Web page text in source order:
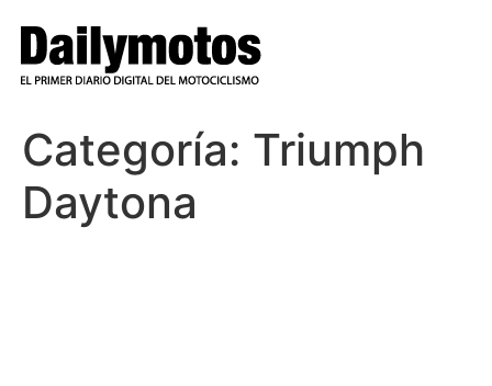
contenido
Categoría: Triumph
Daytona